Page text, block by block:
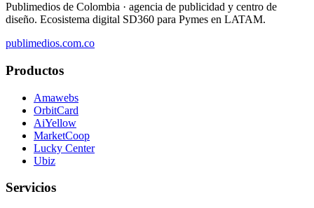
Publimedios de Colombia · agencia de publicidad y centro de
diseño. Ecosistema digital SD360 para Pymes en LATAM.
publimedios.com.co
Productos
Amawebs
OrbitCard
AiYellow
MarketCoop
Lucky Center
Ubiz
Servicios